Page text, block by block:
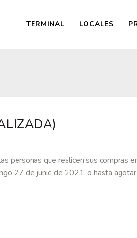
TERMINAL LOCALES
personas que realicen sus compras
27 de junio de 2021, o hasta agotar